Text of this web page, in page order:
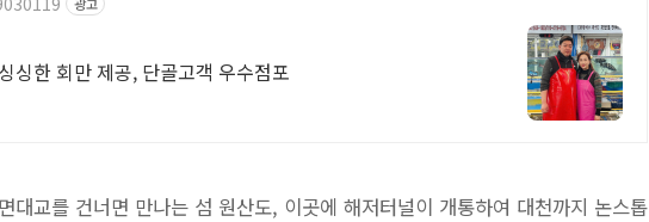
싱한 회만 제공, 단골고객 우수점포
대교를 건너면 만나는 섬 원산도, 이곳에 해저터널이 개통하여 대천까지 논스톱